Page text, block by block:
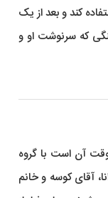
کند و بعد از یک
که سرنوشت او و
وقت آن است با گروه
آقای کوسه و خانم